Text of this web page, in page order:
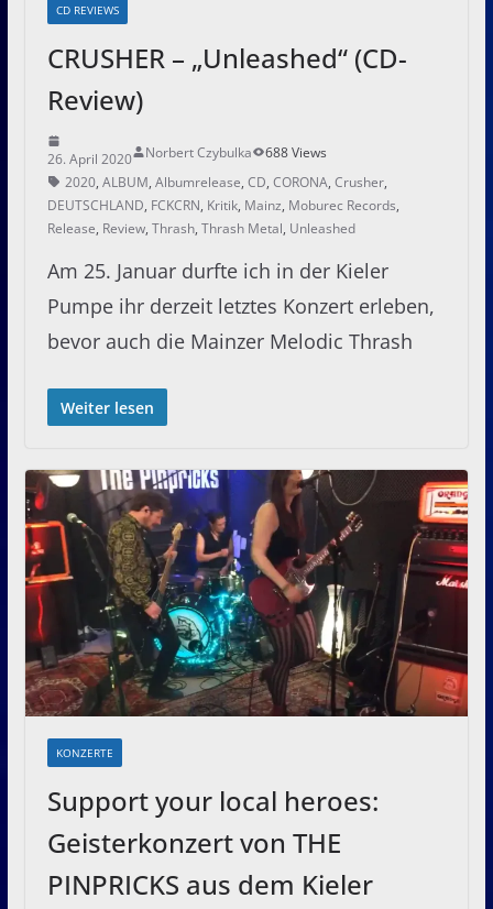
CD REVIEWS
CRUSHER – „Unleashed“ (CD-
Review)
26. April 2020 Norbert Czybulka
688 Views
2020, ALBUM, Albumrelease, CD, CORONA, Crusher,
DEUTSCHLAND, FCKCRN, Kritik, Mainz, Moburec Records,
Release, Review, Thrash, Thrash Metal, Unleashed
Am 25. Januar durfte ich in der Kieler
Pumpe ihr derzeit letztes Konzert erleben,
bevor auch die Mainzer Melodic Thrash
Weiter lesen
KONZERTE
Support your local heroes:
Geisterkonzert von THE
PINPRICKS aus dem Kieler